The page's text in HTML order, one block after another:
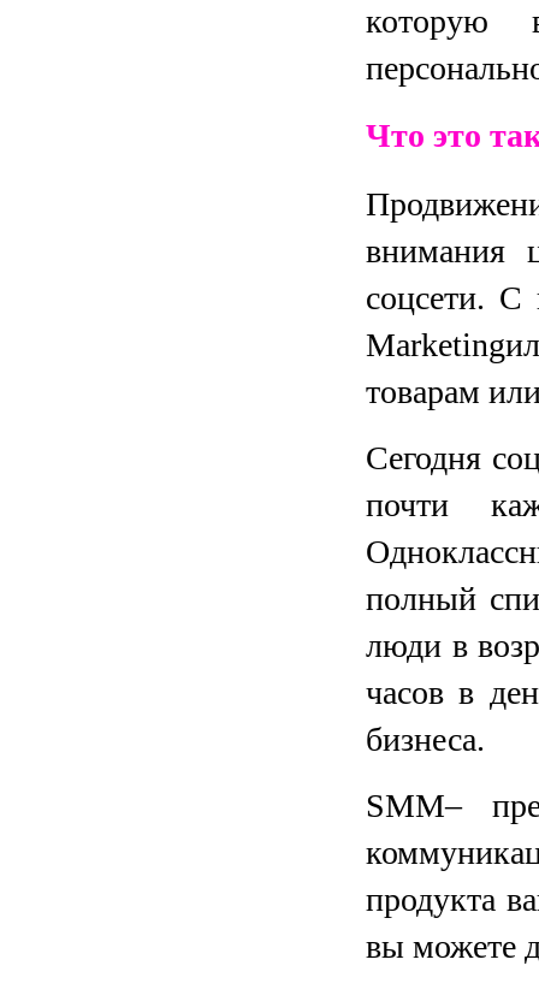
которую
Что это
внимания
соцсети. С
товарам
Сегодня
почти
полный
люди в
часов в
бизнеса.
SMM–
продукта
вы можете